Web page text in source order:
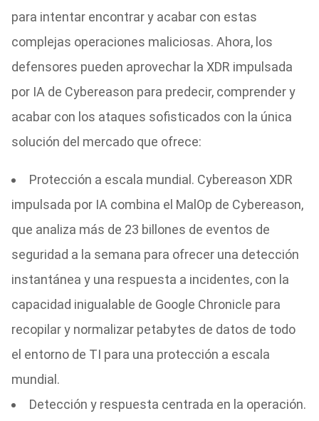
para intentar encontrar y acabar con estas
complejas operaciones maliciosas. Ahora, los
defensores pueden aprovechar la XDR impulsada
por IA de Cybereason para predecir, comprender y
acabar con los ataques sofisticados con la única
solución del mercado que ofrece:
Protección a escala mundial. Cybereason XDR
impulsada por IA combina el MalOp de Cybereason,
que analiza más de 23 billones de eventos de
seguridad a la semana para ofrecer una detección
instantánea y una respuesta a incidentes, con la
capacidad inigualable de Google Chronicle para
recopilar y normalizar petabytes de datos de todo
el entorno de TI para una protección a escala
mundial.
Detección y respuesta centrada en la operación.